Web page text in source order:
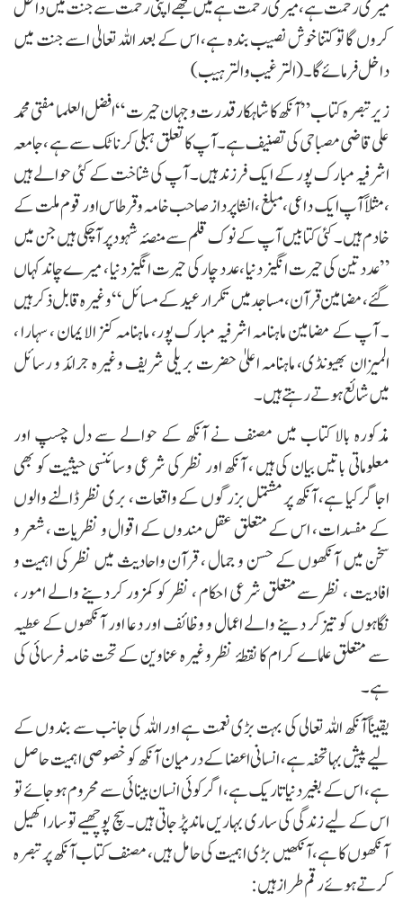
میری رحمت ہے ،میری رحمت ہے میں تجھے اپنی رحمت سے جنت میں داخل
کروں گا تو کتنا خوش نصیب بندہ ہے، اس کے بعد اللہ تعالیٰ اسے جنت میں
داخل فرمائے گا۔ (الترغیب والترہیب )
زیر تبصرہ کتاب” آنکھ کا شاہکار قدرت و جہان حیرت “ افضل العلما مفتی محمد
علی قاضی مصباحی کی تصنیف ہے۔آپ کا تعلق ہبلی کرناٹک سے ہے ، جامعہ
اشرفیہ مبارک پور کے ایک فرزند ہیں ۔ آپ کی شناخت کے کئی حوالے ہیں
،مثلاً آپ ایک داعی، مبلغ ، انشاپرداز صاحب خامہ وقرطاس اور قوم ملت کے
خادم ہیں ۔ کئی کتابیں آپ کے نوک قلم سے منصۂ شہود پر آچکی ہیں جن میں
”عددتین کی حیرت انگیز دنیا ، عدد چارکی حیرت انگیز دنیا ، میرے چاند کہاں
گئے ،مضامین قرآن، مساجد میں تکرار عید کے مسائل“ وغیرہ قابل ذکر ہیں
۔ آپ کے مضامین ماہنامہ اشرفیہ مبارک پور، ماہنامہ کنز الایمان ، سہارا ،
المیزان بھیونڈی، ماہنامہ اعلیٰ حضرت بریلی شریف وغیرہ جرائد و رسائل
میں شائع ہوتے رہتے ہیں۔
مذکورہ بالا کتاب میں مصنف نے آنکھ کے حوالے سے دل چسپ اور
معلوماتی باتیں بیان کی ہیں ، آنکھ اور نظر کی شرعی و سائنسی حیثیت کو بھی
اجاگر کیا ہے، آنکھ پر مشتمل بزرگوں کے واقعات ، بری نظر ڈالنے والوں
کے مفسدات ، اس کے متعلق عقل مندوں کے اقوال و نظریات ، شعر و
سخن میں آنکھوں کے حسن و جمال ، قرآن واحادیث میں نظر کی اہمیت و
افادیت ، نظر سے متعلق شرعی احکام ، نظر کو کمزور کر دینے والے امور ،
نگاہوں کو تیزکر دینے والے اعمال و وظائف اور دعا اور آنکھوں کے عطیہ
سے متعلق علماے کرام کا نقطۂ نظر وغیرہ عناوین کے تحت خامہ فرسائی کی
ہے ۔
یقیناً آنکھ اللہ تعالی کی بہت بڑی نعمت ہے اور اللہ کی جانب سے بندوں کے
لیے پیش بہا تحفہ ہے، انسانی اعضا کے درمیان آنکھ کو خصوصی اہمیت حاصل
ہے ، اس کے بغیر دنیا تاریک ہے، اگر کوئی انسان بینائی سے محروم ہو جائے تو
اس کے لیے زندگی کی ساری بہاریں ماند پڑ جاتی ہیں۔ سچ پوچھیے تو سارا کھیل
آنکھوں کا ہے، آنکھیں بڑی اہمیت کی حامل ہیں، مصنف کتاب آنکھ پر تبصرہ
کرتے ہوئے رقم طراز ہیں :